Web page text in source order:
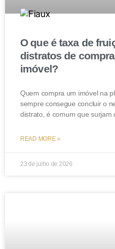
O que é taxa de
distratos de
imóvel?
Quem compra um imóvel na
sempre consegue concluir o
distrato, é comum que surjam
READ MORE »
23 de julho de 2026